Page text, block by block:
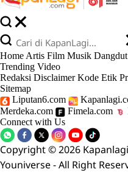
Home Artis Film Musik Dangdut
Trending Video
Redaksi Disclaimer Kode Etik
Sitemap
Liputan6.com
Merdeka.com
Fimela.com
Connect with Us
Copyright © 2026
Youniverse - All Right